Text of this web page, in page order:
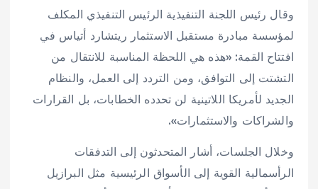
وقال رئيس اللجنة التنفيذية الرئيس التنفيذي المكلف
لمؤسسة مبادرة مستقبل الاستثمار ريتشارد أتياس في
افتتاح القمة: «هذه هي اللحظة المناسبة للانتقال من
التشتت إلى التوافق، ومن التردد إلى العمل، والنظام
الجديد لأمريكا اللاتينية لن تحدده الخطابات، بل القرارات
والشراكات والاستثمارات».
وخلال الجلسات، أشار المتحدثون إلى التدفقات
الرأسمالية القوية إلى الأسواق الرئيسية مثل البرازيل